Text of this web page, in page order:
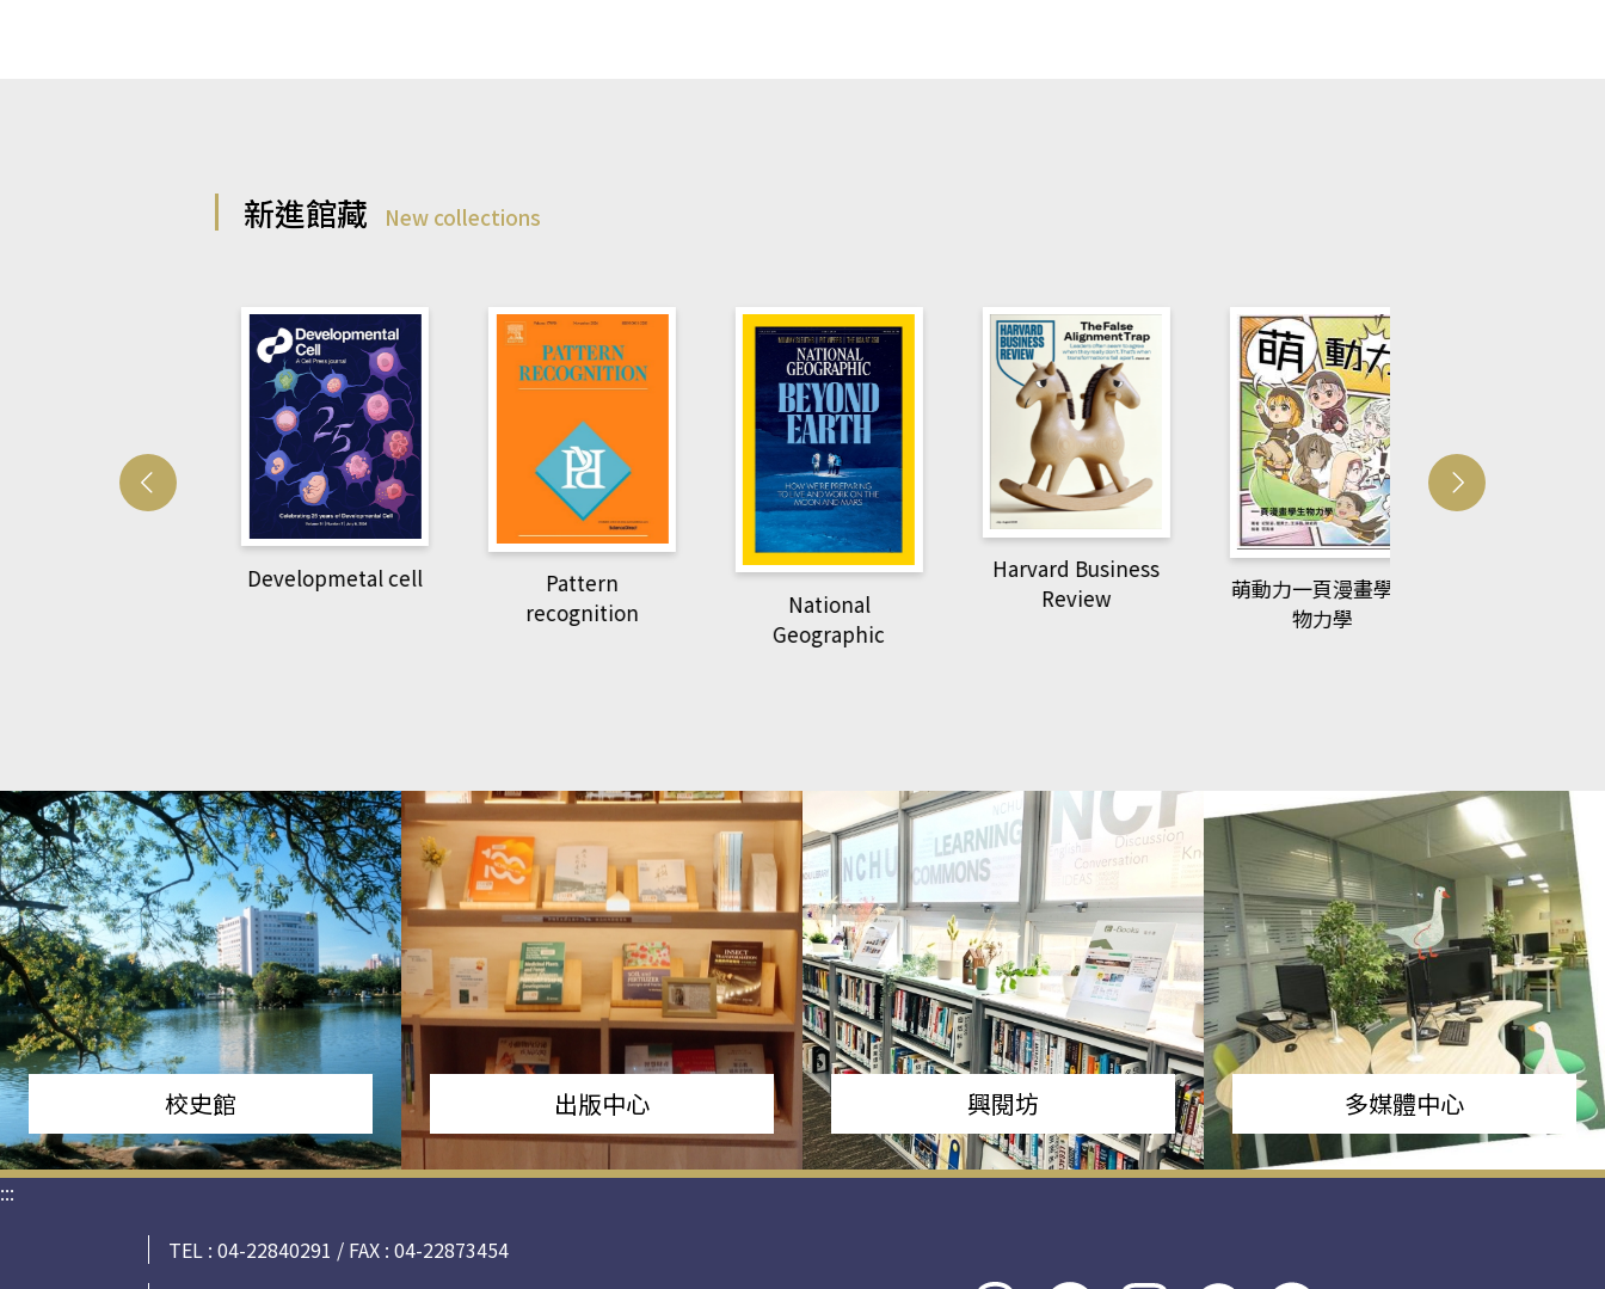
新進館藏 New collections
Developmetal cell
Pattern
recognition
National
Geographic
Harvard Business
Review
萌動力一頁漫畫學生
物力學
校史館 出版中心 興閱坊 多媒體中心
:::
TEL : 04-22840291 / FAX : 04-22873454